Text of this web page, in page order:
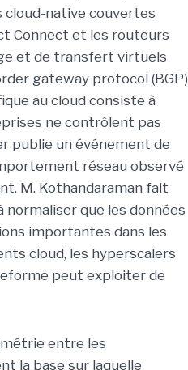
native couvertes
Connect et les routeurs
et de transfert virtuels
gateway protocol (BGP)
au cloud consiste à
ne contrôlent pas
publie un événement de
réseau observé
M. Kothandaraman fait
que les données
importantes dans les
cloud, les hyperscalers
peut exploiter de
entre les
la base sur laquelle